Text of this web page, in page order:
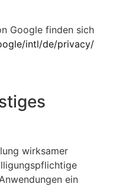
Google finden sich
/intl/de/privacy/
wirksamer
ein